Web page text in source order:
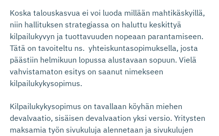
Koska talouskasvua ei voi luoda millään mahtikäskyillä,
niin hallituksen strategiassa on haluttu keskittyä
kilpailukyvyn ja tuottavuuden nopeaan parantamiseen.
Tätä on tavoiteltu ns. yhteiskuntasopimuksella, josta
päästiin helmikuun lopussa alustavaan sopuun. Vielä
vahvistamaton esitys on saanut nimekseen
kilpailukykysopimus.
Kilpailukykysopimus on tavallaan köyhän miehen
devalvaatio, sisäisen devalvaation yksi versio. Yritysten
maksamia työn sivukuluja alennetaan ja sivukulujen